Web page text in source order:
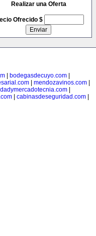
Realizar una Oferta
Ofrecido $
| bodegasdecuyo.com|
mendozavinos.com
|
| cabinasdeseguridad.com|